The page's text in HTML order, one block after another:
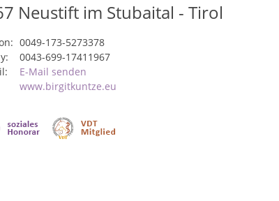
Neustift im Stubaital - Tirol
0049-173-5273378
0043-699-17411967
E-Mail senden
www.birgitkuntze.eu